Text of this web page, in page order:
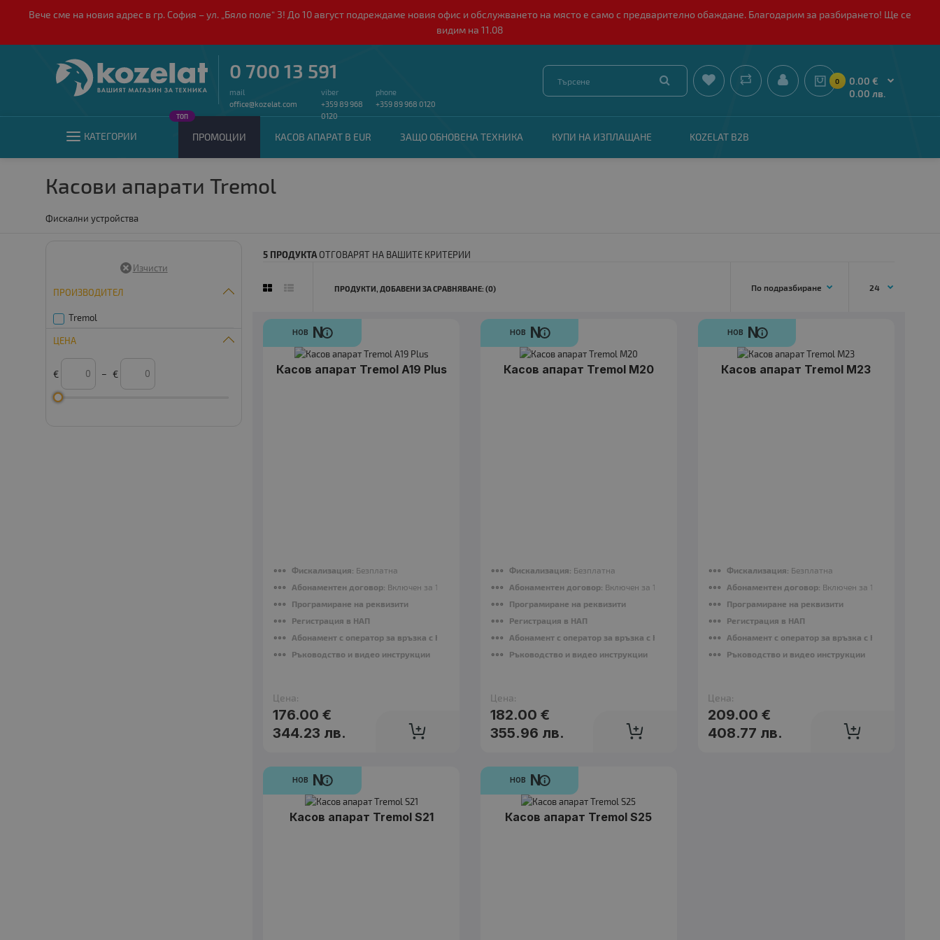
Вече сме на новия адрес в гр. София – ул. „Бяло поле“ 3! До 10 август подреждаме новия офис и обслужването на място е само с предварително обаждане. Благодарим за разбирането! Ще се
видим на 11.08
0 700 13 591
mail
office@kozelat.com
viber
+359 89 968
0120
phone
+359 89 968 0120
 0

0.00 €
0.00 лв.
КАТЕГОРИИ ПРОМОЦИИ
ТОП
КАСОВ АПАРАТ В EUR ЗАЩО ОБНОВЕНА ТЕХНИКА КУПИ НА ИЗПЛАЩАНЕ KOZELAT B2B
Касови апарати Tremol
Фискални устройства
ПРОИЗВОДИТЕЛ
Tremol
ЦЕНА
€ – €
5 ПРОДУКТА ОТГОВАРЯТ НА ВАШИТЕ КРИТЕРИИ
ПРОДУКТИ, ДОБАВЕНИ ЗА СРАВНЯВАНЕ: (0)
нов
Касов апарат Tremol A19 Plus
N
Касов апарат Tremol M23
Гаранция: 12 месеца
нов
Касов апарат Tremol S21
179.00 €
НОВ N
Касов апарат Tremol A19 Plus
Фискализация: Безплатна
Абонаментен договор: Включен за 12 месеца
Програмиране на реквизити
Регистрация в НАП
Абонамент с оператор за връзка с НАП
Ръководство и видео инструкции
Цена:
176.00 €
344.23 лв.
НОВ N
Касов апарат Tremol M20
Фискализация: Безплатна
Абонаментен договор: Включен за 12 месеца
Програмиране на реквизити
Регистрация в НАП
Абонамент с оператор за връзка с НАП
Ръководство и видео инструкции
Цена:
182.00 €
355.96 лв.
НОВ N
Касов апарат Tremol M23
Фискализация: Безплатна
Абонаментен договор: Включен за 12 месеца
Програмиране на реквизити
Регистрация в НАП
Абонамент с оператор за връзка с НАП
Ръководство и видео инструкции
Цена:
209.00 €
408.77 лв.
НОВ N
Касов апарат Tremol S21
НОВ N
Касов апарат Tremol S25